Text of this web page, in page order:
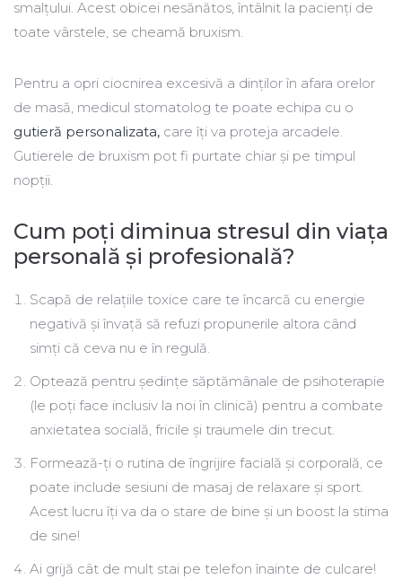
smalțului. Acest obicei nesănătos, întâlnit la pacienți de
toate vârstele, se cheamă bruxism.
Pentru a opri ciocnirea excesivă a dinților în afara orelor
de masă, medicul stomatolog te poate echipa cu o
gutieră personalizata, care îți va proteja arcadele.
Gutierele de bruxism pot fi purtate chiar și pe timpul
nopții.
Cum poți diminua stresul din viața
personală și profesională?
Scapă de relațiile toxice care te încarcă cu energie
negativă și învață să refuzi propunerile altora când
simți că ceva nu e în regulă.
Optează pentru ședințe săptămânale de psihoterapie
(le poți face inclusiv la noi în clinică) pentru a combate
anxietatea socială, fricile și traumele din trecut.
Formează-ți o rutina de îngrijire facială și corporală, ce
poate include sesiuni de masaj de relaxare și sport.
Acest lucru îți va da o stare de bine și un boost la stima
de sine!
Ai grijă cât de mult stai pe telefon înainte de culcare!